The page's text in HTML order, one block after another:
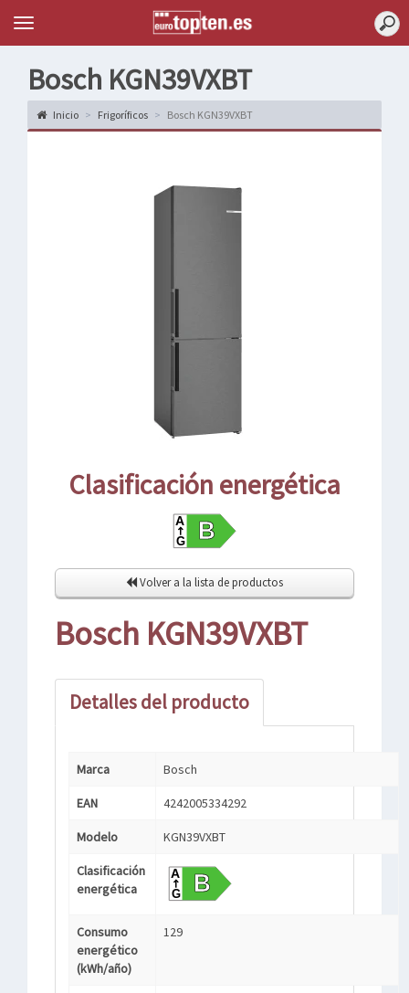
Topten
Menu
Bosch KGN39VXBT
Inicio Frigoríficos Bosch KGN39VXBT
Clasificación energética
Volver a la lista de productos
Bosch KGN39VXBT
Detalles del producto
Marca Bosch
EAN 4242005334292
Modelo KGN39VXBT
Clasificación
energética
Consumo
energético
(kWh/año)
129